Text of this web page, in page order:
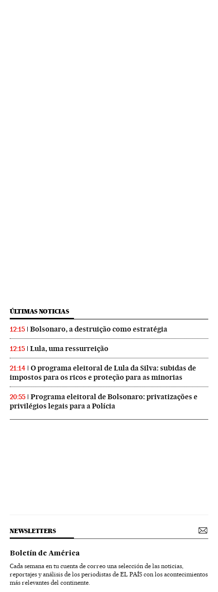
ÚLTIMAS NOTICIAS
12:15 Bolsonaro, a destruição como estratégia
12:15 Lula, uma ressurreição
21:14
O programa eleitoral de Lula da Silva: subidas de
impostos para os ricos e proteção para as minorias
20:55
Programa eleitoral de Bolsonaro: privatizações e
privilégios legais para a Polícia
NEWSLETTERS
Boletín de América
Cada semana en tu cuenta de correo una selección de las noticias,
reportajes y análisis de los periodistas de EL PAÍS con los acontecimientos
más relevantes del continente.